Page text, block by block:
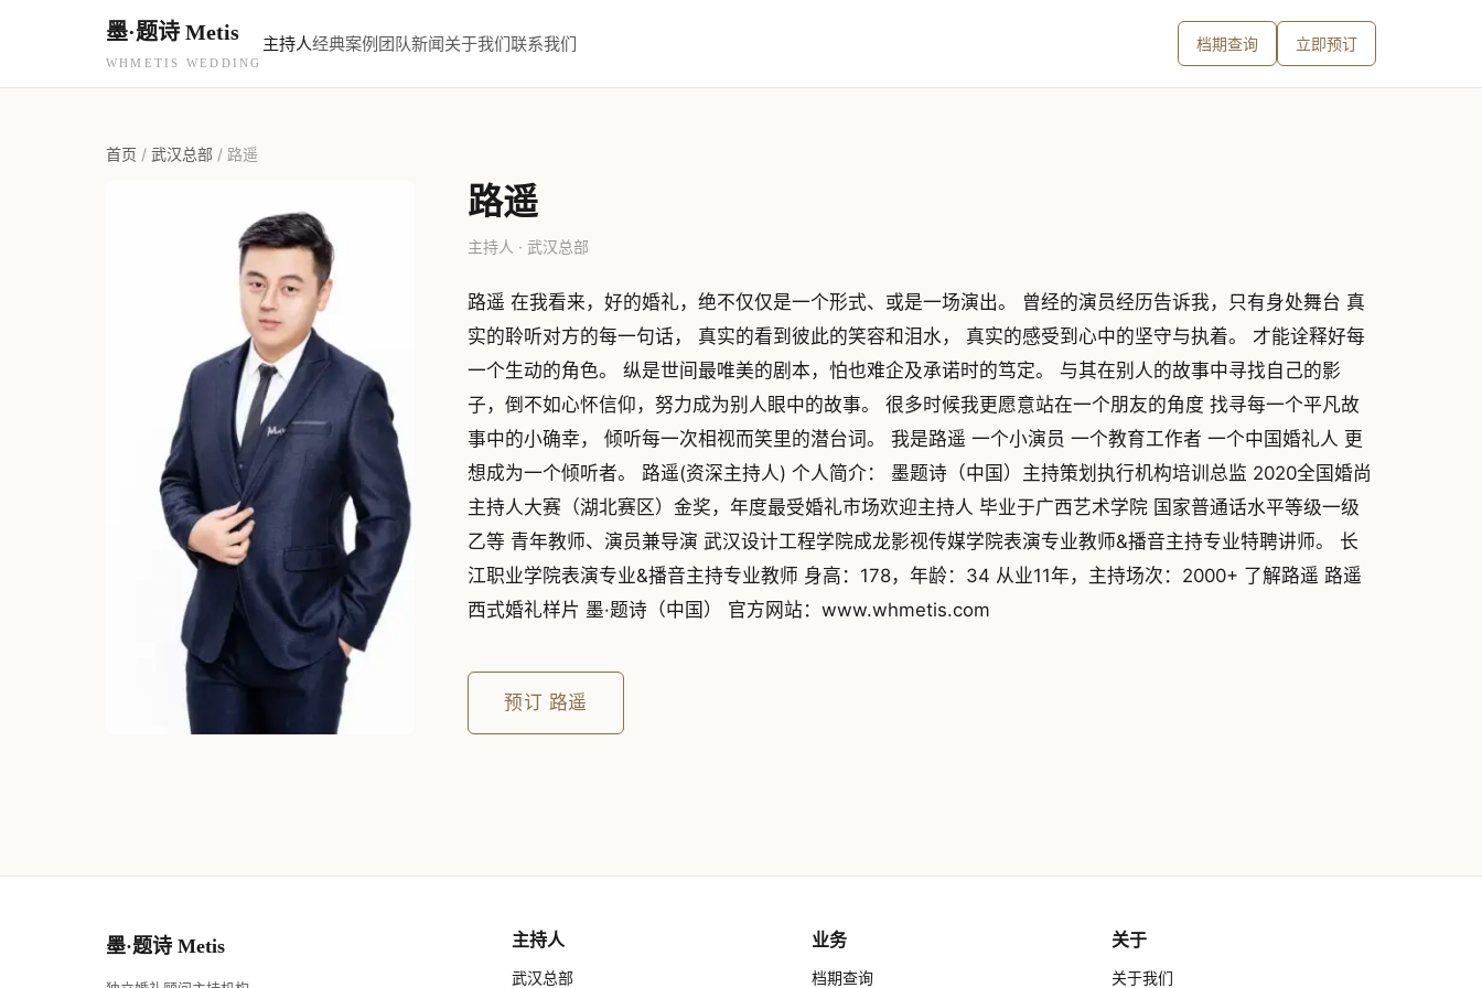
墨·题诗 Metis
WHMETIS WEDDING
主持人经典案例团队新闻关于我们联系我们 档期查询 立即预订
首页 / 武汉总部 / 路遥
路遥
主持人 · 武汉总部
路遥 在我看来，好的婚礼，绝不仅仅是一个形式、或是一场演出。 曾经的演员经历告诉我，只有身处舞台 真
实的聆听对方的每一句话， 真实的看到彼此的笑容和泪水， 真实的感受到心中的坚守与执着。 才能诠释好每
一个生动的角色。 纵是世间最唯美的剧本，怕也难企及承诺时的笃定。 与其在别人的故事中寻找自己的影
子，倒不如心怀信仰，努力成为别人眼中的故事。 很多时候我更愿意站在一个朋友的角度 找寻每一个平凡故
事中的小确幸， 倾听每一次相视而笑里的潜台词。 我是路遥 一个小演员 一个教育工作者 一个中国婚礼人 更
想成为一个倾听者。 路遥(资深主持人) 个人简介： 墨题诗（中国）主持策划执行机构培训总监 2020全国婚尚
主持人大赛（湖北赛区）金奖，年度最受婚礼市场欢迎主持人 毕业于广西艺术学院 国家普通话水平等级一级
乙等 青年教师、演员兼导演 武汉设计工程学院成龙影视传媒学院表演专业教师&播音主持专业特聘讲师。 长
江职业学院表演专业&播音主持专业教师 身高：178，年龄：34 从业11年，主持场次：2000+ 了解路遥 路遥
西式婚礼样片 墨·题诗（中国） 官方网站：www.whmetis.com
预订 路遥
墨·题诗 Metis
主持人
武汉总部
业务
档期查询
关于
关于我们